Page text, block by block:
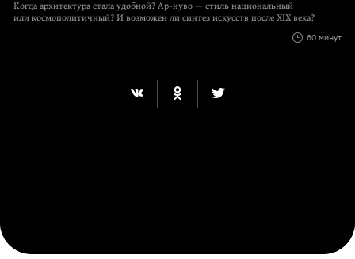
Когда архитектура стала удобной? Ар-нуво — стиль национальный
или космополитичный? И возможен ли синтез искусств после XIX века?
60 минут